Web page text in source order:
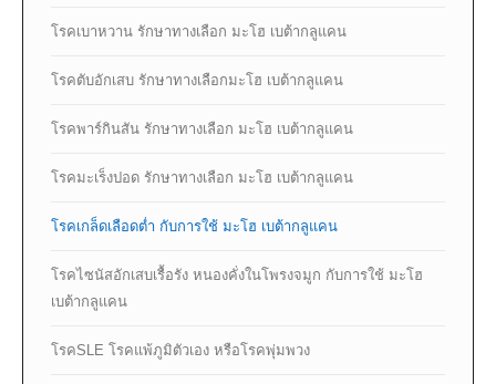
โรคเบาหวาน รักษาทางเลือก มะโฮ เบต้ากลูแคน
โรคตับอักเสบ รักษาทางเลือกมะโฮ เบต้ากลูแคน
โรคพาร์กินสัน รักษาทางเลือก มะโฮ เบต้ากลูแคน
โรคมะเร็งปอด รักษาทางเลือก มะโฮ เบต้ากลูแคน
โรคเกล็ดเลือดต่ำ กับการใช้ มะโฮ เบต้ากลูแคน
โรคไซนัสอักเสบเรื้อรัง หนองคั่งในโพรงจมูก กับการใช้ มะโฮ
เบต้ากลูแคน
โรคSLE โรคแพ้ภูมิตัวเอง หรือโรคพุ่มพวง